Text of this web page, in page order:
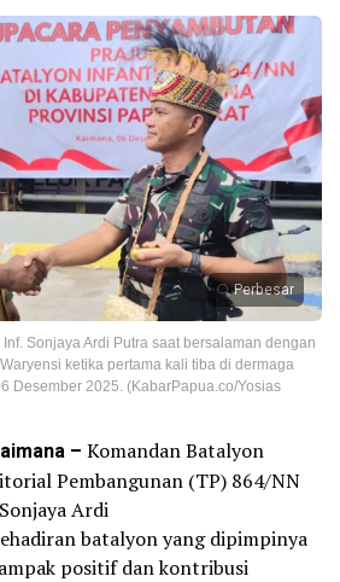
Perbesar
Sonjaya Ardi Putra saat bersalaman dengan
ketika pertama kali tiba di dermaga
Desember 2025. (KabarPapua.co/Yosias
– Komandan Batalyon
Pembangunan (TP) 864/NN
Ardi
batalyon yang dipimpinya
positif dan kontribusi